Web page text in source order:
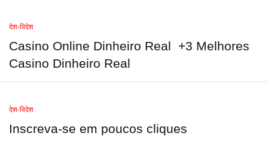
देश-विदेश
Casino Online Dinheiro Real ️ +3 Melhores
Casino Dinheiro Real
देश-विदेश
Inscreva-se em poucos cliques